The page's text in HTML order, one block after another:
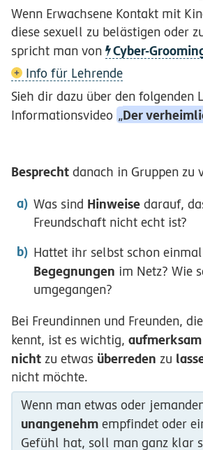
Wenn Erwachsene Kontakt mit
diese sexuell zu belästigen oder
spricht man von
Cyber-
Info für Lehrende
Sieh dir dazu über den folgenden
Informationsvideo „Der
Besprecht danach in Gruppen zu
Was sind Hinweise darauf,
Freundschaft nicht echt ist?
Hattet ihr selbst schon einmal
Begegnungen im Netz? Wie
umgegangen?
Bei Freundinnen und Freunden,
kennt, ist es wichtig, aufmerksam
nicht zu etwas überreden zu
nicht möchte.
Wenn man etwas oder
unangenehmempfindet oder
Gefühl hat, soll man ganz klar